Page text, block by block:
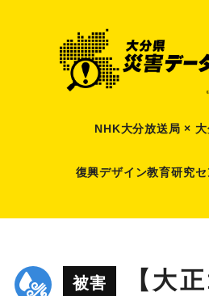
NHK大分放送局 × 大
復興デザイン教育研究
被害
【大